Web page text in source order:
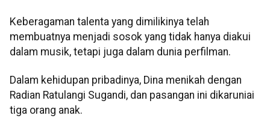
Keberagaman talenta yang dimilikinya telah
membuatnya menjadi sosok yang tidak hanya diakui
dalam musik, tetapi juga dalam dunia perfilman.
Dalam kehidupan pribadinya, Dina menikah dengan
Radian Ratulangi Sugandi, dan pasangan ini dikaruniai
tiga orang anak.